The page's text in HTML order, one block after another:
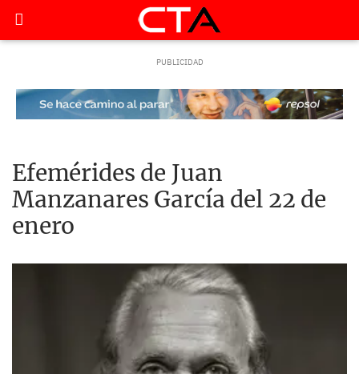
Efemérides de Juan
Manzanares García del 22 de
enero